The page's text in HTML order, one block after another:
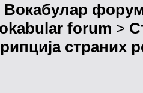
Вокабулар
forum >
страних